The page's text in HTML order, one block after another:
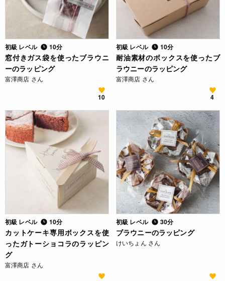
初級 レベル 10分
窓付きガス袋を使ったブラウニ
ーのラッピング
富澤商店 さん
10
初級 レベル 10分
耐油素材のボックスを使ったブ
ラウニーのラッピング
富澤商店 さん
4
初級 レベル 10分
カットケーキ専用ボックスを使
ったガトーショコラのラッピン
グ
富澤商店 さん
初級 レベル 30分
ブラウニーのラッピング
けいちょん さん